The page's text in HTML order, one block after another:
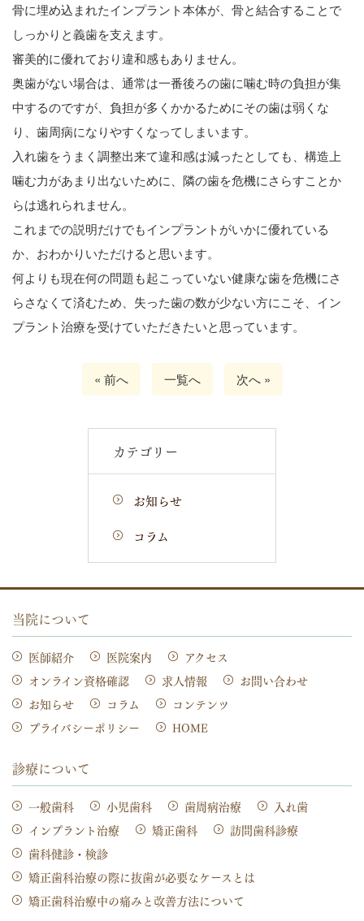
骨に埋め込まれたインプラント本体が、骨と結合することで
しっかりと義歯を支えます。
審美的に優れており違和感もありません。
奥歯がない場合は、通常は一番後ろの歯に噛む時の負担が集
中するのですが、負担が多くかかるためにその歯は弱くな
り、歯周病になりやすくなってしまいます。
入れ歯をうまく調整出来て違和感は減ったとしても、構造上
噛む力があまり出ないために、隣の歯を危機にさらすことか
らは逃れられません。
これまでの説明だけでもインプラントがいかに優れている
か、おわかりいただけると思います。
何よりも現在何の問題も起こっていない健康な歯を危機にさ
らさなくて済むため、失った歯の数が少ない方にこそ、イン
プラント治療を受けていただきたいと思っています。
« 前へ 一覧へ 次へ »
カテゴリー
お知らせ
コラム
当院について
医師紹介 医院案内
アクセス
オンライン資格確認
求人情報
お問い合わせ
お知らせ
コラム
コンテンツ
プライバシーポリシー
HOME
診療について
一般歯科 小児歯科 歯周病治療
入れ歯
インプラント治療
矯正歯科
訪問歯科診療
歯科健診・検診
矯正歯科治療の際に抜歯が必要なケースとは
矯正歯科治療中の痛みと改善方法について